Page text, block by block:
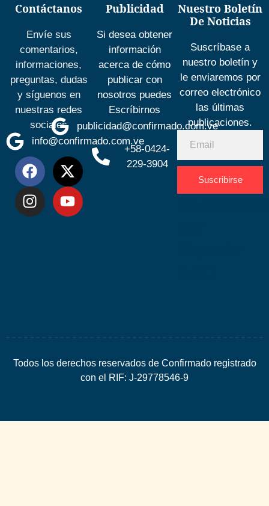
Contáctanos
Envíe sus
comentarios,
informaciones,
preguntas, dudas
y síguenos en
nuestras redes
sociales
info@confirmado.com.ve
Publicidad
Si desea obtener
información
acerca de cómo
publicar con
nosotros puedes
Escríbirnos
publicidad@confirmado.com.ve
+58-0424-
229-3904
Nuestro Boletín
De Noticias
Suscríbase a
nuestro boletín y
le enviaremos por
correo electrónico
las últimas
publicaciones.
Suscribirse
Todos los derechos reservados de Confirmado registrado
con el RIF: J-29778546-9